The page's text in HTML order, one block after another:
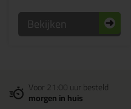
Bekijken
Voor 21:00 uur besteld
morgen in huis